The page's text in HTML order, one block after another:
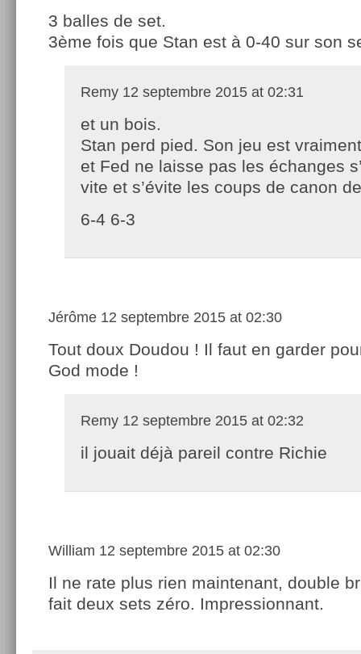
3 balles de set.
3ème fois que Stan est à 0-40 sur son
Remy 12 septembre 2015 at 02:31
et un bois.
Stan perd pied. Son jeu est
et Fed ne laisse pas les échanges
vite et s’évite les coups de canon
6-4 6-3
Jérôme 12 septembre 2015 at 02:30
Tout doux Doudou ! Il faut en garder
God mode !
Remy 12 septembre 2015 at 02:32
il jouait déjà pareil contre Richie
William 12 septembre 2015 at 02:30
Il ne rate plus rien maintenant, double
fait deux sets zéro. Impressionnant.